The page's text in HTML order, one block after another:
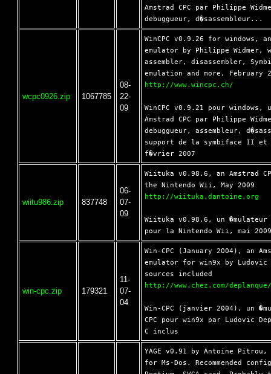
Amstrad CPC par Philippe
wcpc0926.zip 1067785
08-
22-
09
WinCPC v0.9.26 for windows, an
emulator by Philippe Widmer,
assembler, disassembler,
http://www.wincpc.ch/
WinCPC v0.9.21 pour windows,
Amstrad CPC par Philippe
debuggueur, assembleur,
support de la symbiface II et
wiitu986.zip 837748
06-
07-
09
Wiituka v0.98.6, an Amstrad
http://wiituka.dantoine.org
Wiituka v0.98.6, un �mulateur
win-cpc.zip 179321
11-
07-
04
Win-CPC (January 2004), an
emulator for win9x by Ludovic
http://www.chez.com/
Win-CPC (janvier 2004), un
CPC pour win9x par Ludovic
YAGE v0.91 by Antoine Pitrou,
for Ms-Dos. Recommended